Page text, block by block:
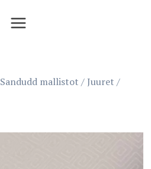
Sandudd mallistot / Juuret /